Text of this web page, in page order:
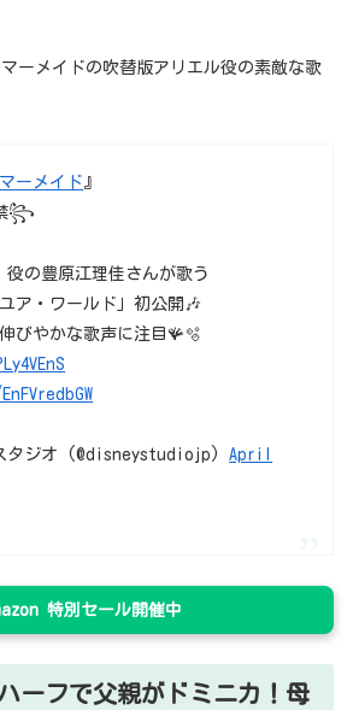
ーメイドの吹替版アリエル役の素敵な歌
ーメイド』
꧂
役の豊原江理佳さんが歌う
ア・ワールド」初公開🎶
びやかな歌声に注目🪸🫧
タジオ (@disneystudiojp)April
特別セール開催中
ーフで父親がドミニカ！母